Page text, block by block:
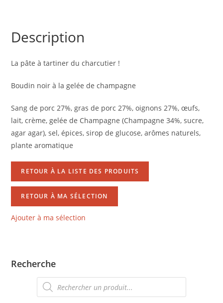
Description
La pâte à tartiner du charcutier !
Boudin noir à la gelée de champagne
Sang de porc 27%, gras de porc 27%, oignons 27%, œufs,
lait, crème, gelée de Champagne (Champagne 34%, sucre,
agar agar), sel, épices, sirop de glucose, arômes naturels,
plante aromatique
RETOUR À LA LISTE DES PRODUITS
RETOUR À MA SÉLECTION
Ajouter à ma sélection
Recherche
Recherche
de
produits